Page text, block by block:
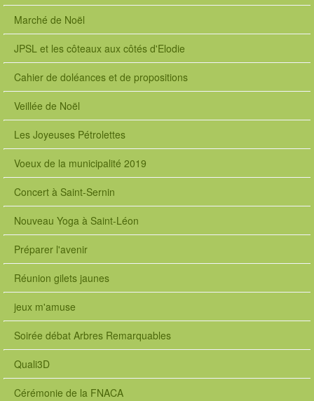
Marché de Noël
JPSL et les côteaux aux côtés d'Elodie
Cahier de doléances et de propositions
Veillée de Noël
Les Joyeuses Pétrolettes
Voeux de la municipalité 2019
Concert à Saint-Sernin
Nouveau Yoga à Saint-Léon
Préparer l'avenir
Réunion gilets jaunes
jeux m'amuse
Soirée débat Arbres Remarquables
Quali3D
Cérémonie de la FNACA